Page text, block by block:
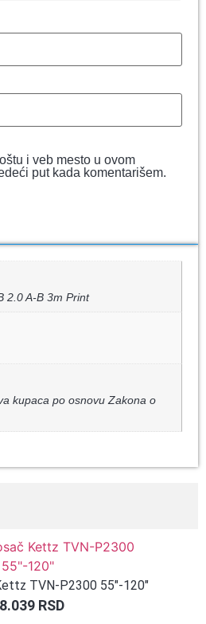
i veb mesto u ovom
put kada komentarišem.
2.0 A-B 3m Print
kupaca po osnovu Zakona o
TVN-P2300 55″-120″
RSD